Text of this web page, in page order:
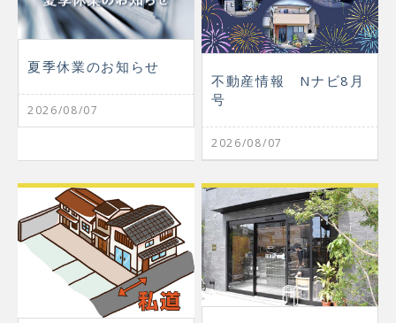
夏季休業のお知らせ
2026/08/07
不動産情報 Nナビ8月
号
2026/08/07